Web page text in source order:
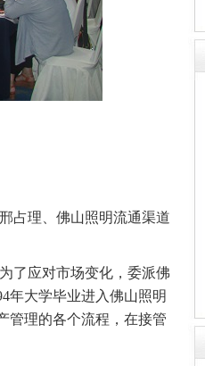
占理、佛山照明流通渠道
了应对市场变化，委派佛
年大学毕业进入佛山照明
管理的各个流程，在接管